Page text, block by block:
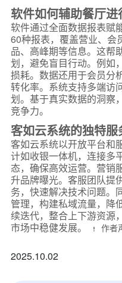
软件如何辅助餐厅进
软件通过全面数据报表赋
60种报表，覆盖营业、会
品、高峰期等信息。这帮
划，避免盲目行动。例如
损耗。数据还用于会员分
转化率。系统支持多端访
划。基于真实数据的洞察
竞争力。
客如云系统的独特服
客如云系统以开放平台和
计如收银一体机，连接多
态，确保高效运营。营销
升品牌曝光。客服团队提
务，快速解决技术问题。
管理，构建私域流量，降
续迭代，整合上下游资源
市场中稳健发展。
作者
2025.10.02
*联系方式
+86
*所属业态
*我的姓名